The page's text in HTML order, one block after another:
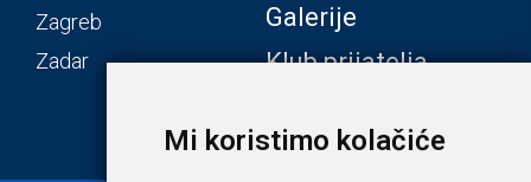
Mi koristimo kolačiće
Zagreb
Zadar
Galerije
Klub prijatelja